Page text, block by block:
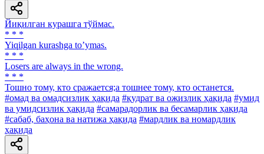
Йиқилган курашга тўймас.
* * *
Yiqilgan kurashga toʼymas.
* * *
Losers are always in the wrong.
* * *
Тошно тому, кто сражается;а тошнее тому, кто останется.
#омад ва омадсизлик ҳақида #қудрат ва ожизлик ҳақида #умид
ва умидсизлик ҳақида #самарадорлик ва бесамарлик ҳақида
#сабаб, баҳона ва натижа ҳақида #мардлик ва номардлик
ҳақида